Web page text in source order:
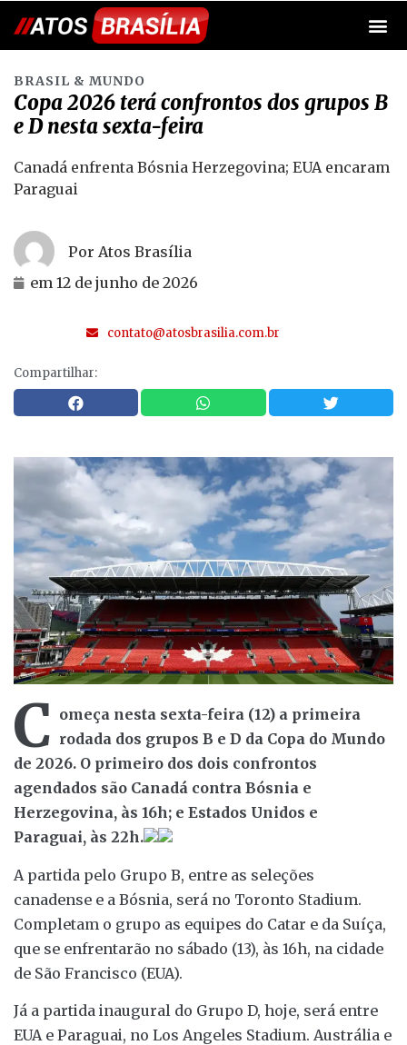
BRASIL & MUNDO
Copa 2026 terá confrontos dos grupos B
e D nesta sexta-feira
Canadá enfrenta Bósnia Herzegovina; EUA encaram
Paraguai
Por Atos Brasília
em 12 de junho de 2026
contato@atosbrasilia.com.br
Compartilhar:
C omeça nesta sexta-feira (12) a primeira
rodada dos grupos B e D da Copa do Mundo
de 2026. O primeiro dos dois confrontos
agendados são Canadá contra Bósnia e
Herzegovina, às 16h; e Estados Unidos e
Paraguai, às 22h.
A partida pelo Grupo B, entre as seleções
canadense e a Bósnia, será no Toronto Stadium.
Completam o grupo as equipes do Catar e da Suíça,
que se enfrentarão no sábado (13), às 16h, na cidade
de São Francisco (EUA).
Já a partida inaugural do Grupo D, hoje, será entre
EUA e Paraguai, no Los Angeles Stadium. Austrália e